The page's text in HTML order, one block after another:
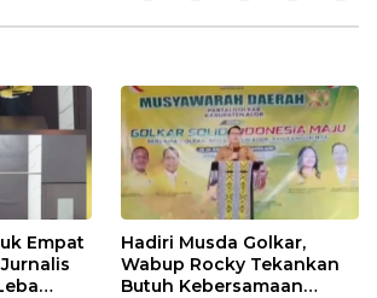
Empat
Hadiri Musda Golkar,
Wabup Rocky Tekankan
Butuh Kebersamaan